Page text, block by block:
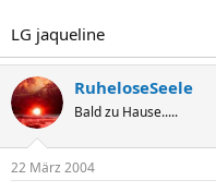
LG jaqueline
RuheloseSeele
Bald zu Hause.....
22 März 2004